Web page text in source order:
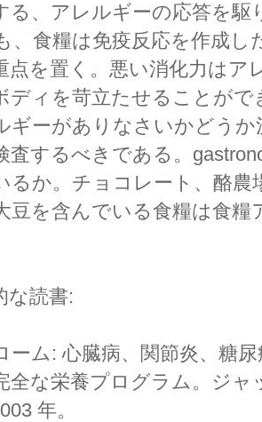
る、アレルギーの応答を
、食糧は免疫反応を作成
点を置く。悪い消化力はア
ディを苛立たせることが
ギーがありなさいかどう
査するべきである。
るか。チョコレート、酪
豆を含んでいる食糧は食
な読書:
ーム: 心臓病、関節炎、糖
全な栄養プログラム。ジ
年。